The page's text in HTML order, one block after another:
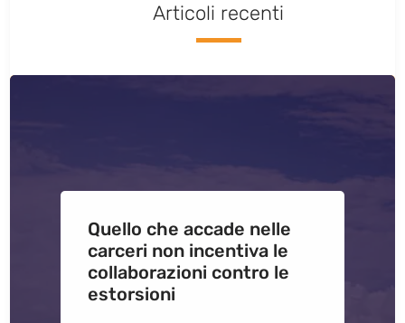
Articoli recenti
Quello che accade nelle
carceri non incentiva le
collaborazioni contro le
estorsioni